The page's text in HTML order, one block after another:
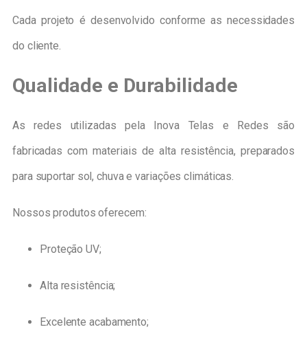
Cada projeto é desenvolvido conforme as necessidades
do cliente.
Qualidade e Durabilidade
As redes utilizadas pela Inova Telas e Redes são
fabricadas com materiais de alta resistência, preparados
para suportar sol, chuva e variações climáticas.
Nossos produtos oferecem:
Proteção UV;
Alta resistência;
Excelente acabamento;